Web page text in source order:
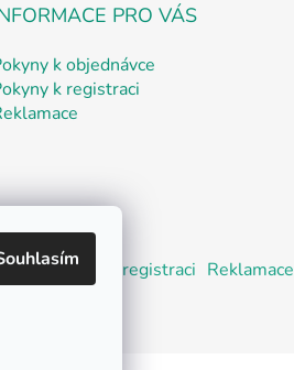
PRO VÁS
k objednávce
k registraci
Pokyny k registraci Reklamace